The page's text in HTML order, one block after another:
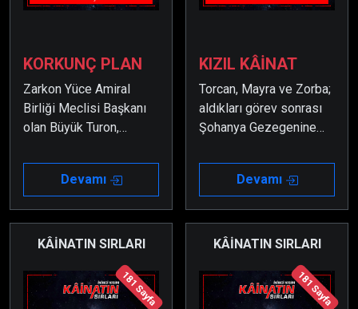
KORKUNÇ PLAN
Zarkon Yüce Amiral
Birliği Meclisi Başkanı
olan Büyük Turon,
başkanlıktan azledilir.
Üstelik kaçırılarak
hapsedilir.
Devamı
KIZIL KÂİNAT
Torcan, Mayra ve Zorba;
aldıkları görev sonrası
Şohanya Gezegenine
Vahşiler tarafından
tuzağa düşürülünce
Gezegeninin
çekirdeğindeki çok gizli
labirentlerde bulurlar.
Devamı
KÂİNATIN SIRLARI
181 Sayfa
KÂİNATIN SIRLARI
181 Sayfa